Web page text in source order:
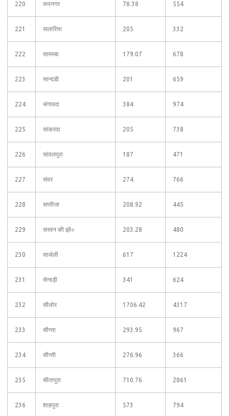
220 रूपनगर 78.38 554
221 सलारिया 205 332
222 सामरबा 179.07 678
223 सान्दडी 201 659
224 संगावदा 384 974
225 सांकरदा 205 738
226 सांवलपुरा 187 471
227 संवर 274 766
228 सप्तीजा 208.92 445
229 सरवन की झो० 203.28 480
230 साथेली 617 1224
231 सेन्दड़ी 341 624
232 सीलोर 1706.42 4317
233 सीन्ता 293.95 967
234 सीन्ती 276.96 366
235 सीतापुरा 710.76 2861
236 शाहपुरा 573 794